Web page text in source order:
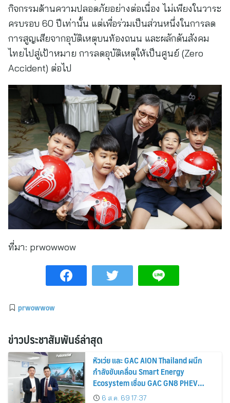
กิจกรรมด้านความปลอดภัยอย่างต่อเนื่อง ไม่เพียงในวาระ
ครบรอบ 60 ปีเท่านั้น แต่เพื่อร่วมเป็นส่วนหนึ่งในการลด
การสูญเสียจากอุบัติเหตุบนท้องถนน และผลักดันสังคม
ไทยไปสู่เป้าหมาย การลดอุบัติเหตุให้เป็นศูนย์ (Zero
Accident) ต่อไป
ที่มา: prwowwow
prwowwow
ข่าวประชาสัมพันธ์ล่าสุด
หัวเว่ย และ GAC AION Thailand ผนึก
กำลังขับเคลื่อน Smart Energy
Ecosystem เชื่อม GAC GN8 PHEV
รถยนต์ MPV ระดับพรีเมียม เข้ากับ
6 ส.ค. 69 17:37